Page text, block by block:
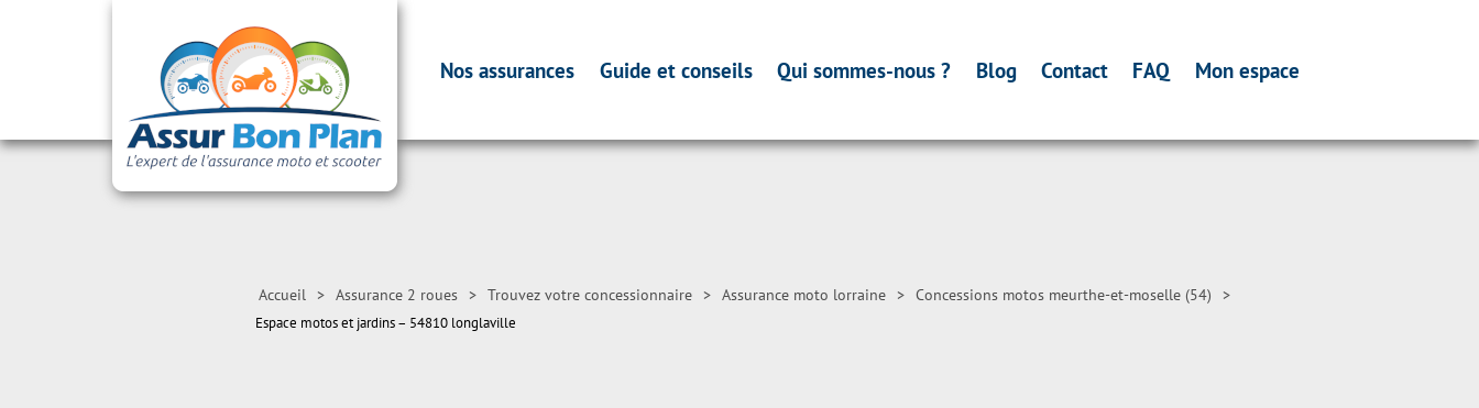
Nos assurances Guide et conseils Qui sommes-nous ? Blog Contact FAQ Mon espace
Accueil > Assurance 2 roues > Trouvez votre concessionnaire > Assurance moto lorraine > Concessions motos meurthe-et-moselle (54) >
Espace motos et jardins – 54810 longlaville